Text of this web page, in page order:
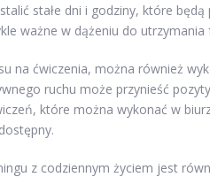
stałe dni i godziny, które
ważne w dążeniu do utrzymania
na ćwiczenia, można również
ruchu może przynieść
które można wykonać w
z codziennym życiem jest